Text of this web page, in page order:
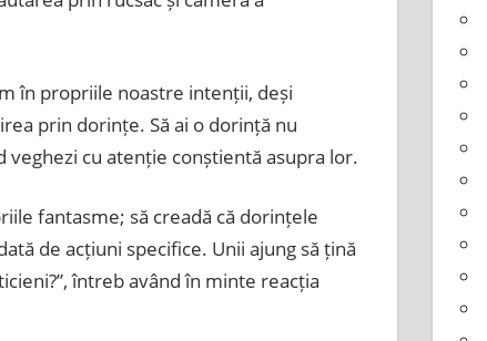
în propriile noastre intenții, deși
prin dorințe. Să ai o dorință nu
cu atenție conștientă asupra lor.
fantasme; să creadă că dorințele
de acțiuni specifice. Unii ajung să țină
întreb având în minte reacția